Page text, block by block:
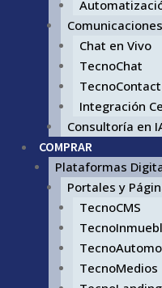
Chat en Vivo
TecnoChat
Integración
Consultoría en
COMPRAR
Plataformas
Portales y
TecnoCMS
TecnoMedios